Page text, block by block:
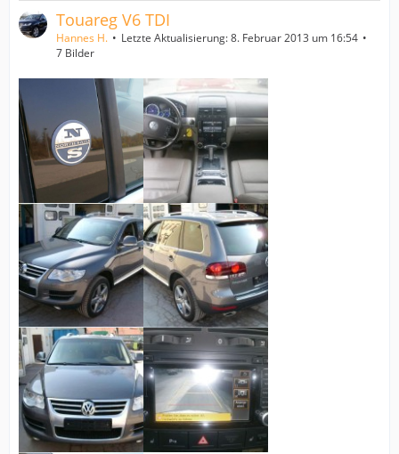
Touareg V6 TDI
Hannes H. Letzte Aktualisierung:8. Februar 2013 um 16:54
7 Bilder